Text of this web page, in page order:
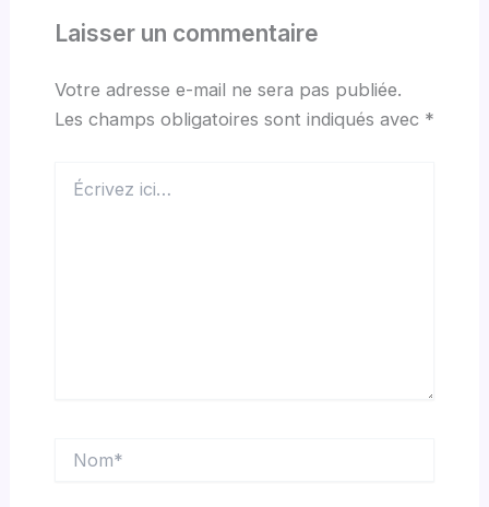
Laisser un commentaire
Votre adresse e-mail ne sera pas publiée.
Les champs obligatoires sont indiqués avec *
ici…